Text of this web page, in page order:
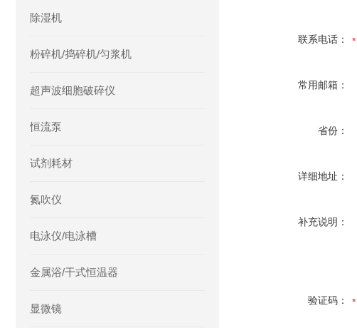
联系电话：
常用邮箱：
省份：
详细地址：
补充说明：
验证码：
除湿机
粉碎机/捣碎机/匀浆机
超声波细胞破碎仪
恒流泵
试剂耗材
氮吹仪
电泳仪/电泳槽
金属浴/干式恒温器
显微镜